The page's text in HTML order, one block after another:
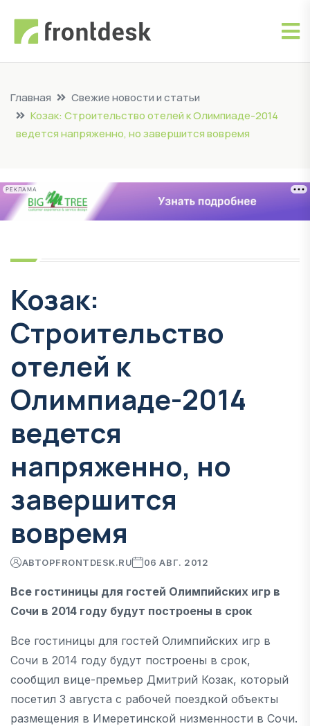
Главная
Свежие новости и статьи
Козак: Строительство отелей к Олимпиаде-2014
ведется напряженно, но завершится вовремя
РЕКЛАМА
Козак:
Строительство
отелей к
Олимпиаде-2014
ведется
напряженно, но
завершится
вовремя
АВТОРFRONTDESK.RU 06 АВГ. 2012
Все гостиницы для гостей Олимпийских игр в
Сочи в 2014 году будут построены в срок
Все гостиницы для гостей Олимпийских игр в
Сочи в 2014 году будут построены в срок,
сообщил вице-премьер Дмитрий Козак, который
посетил 3 августа с рабочей поездкой объекты
размещения в Имеретинской низменности в Сочи.